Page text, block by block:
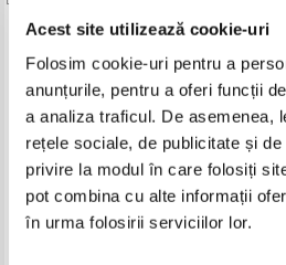
Acest site utilizează cookie-uri
Folosim cookie-uri pentru a
anunțurile, pentru a oferi funcții
a analiza traficul. De asemenea,
rețele sociale, de publicitate și
privire la modul în care folosiți
pot combina cu alte informații
în urma folosirii serviciilor lor.
Ovidiu Centea - Amintirile unui
uituc (cu autograful autorului)
Produse din aceeasi categorie
-50%